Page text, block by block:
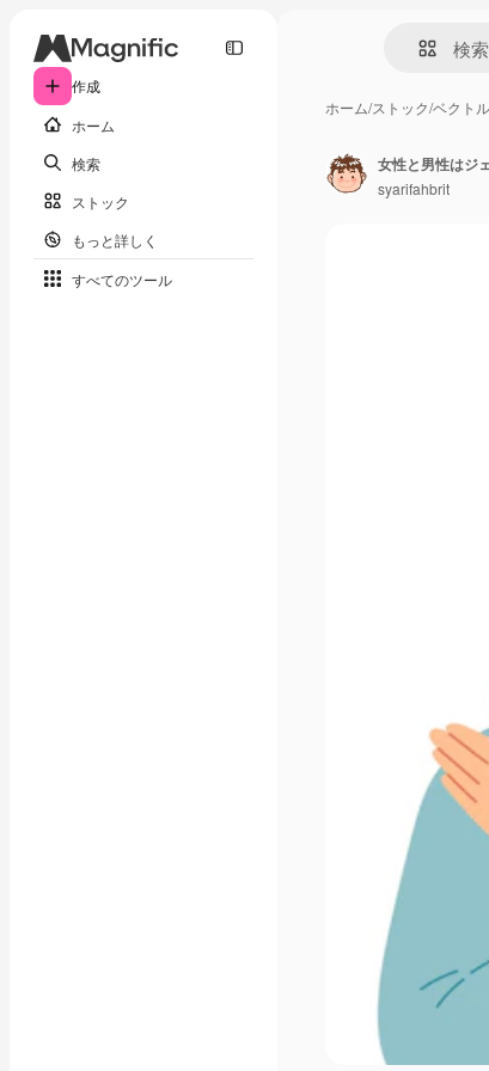
作成
ホーム
検索
ストック
もっと詳しく
すべてのツール
ホーム/ストック/ベクトル
女性と男性はジ
syarifahbrit